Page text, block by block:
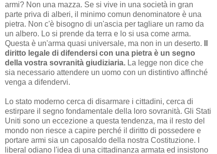
armi? Non una mazza. Se si vive in una società in gran
parte priva di alberi, il minimo comun denominatore è una
pietra. Non c'è bisogno di un'ascia per tagliare un ramo da
un albero. Lo si prende da terra e lo si usa come arma.
Questa è un'arma quasi universale, ma non in un deserto.
diritto legale di difendersi con una pietra è un segno
della vostra sovranità giudiziaria. La legge non dice che
sia necessario attendere un uomo con un distintivo affinché
venga a difendervi.
Lo stato moderno cerca di disarmare i cittadini, cerca di
estirpare il segno fondamentale della loro sovranità. Gli Stati
Uniti sono un eccezione a questa tendenza, ma il resto del
mondo non riesce a capire perché il diritto di possedere e
portare armi sia un caposaldo della nostra Costituzione. I
liberal odiano l'idea di una cittadinanza armata ed insistono